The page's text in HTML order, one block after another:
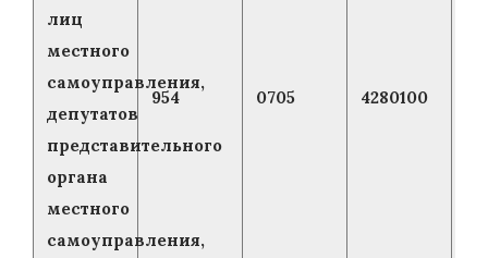
лиц
местного
самоуправления,
депутатов
представительного
органа
местного
самоуправления,
954 0705 4280100